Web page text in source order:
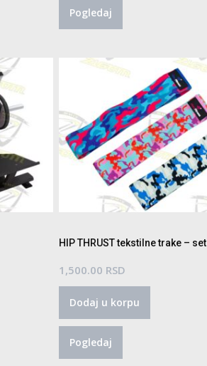
Pogledaj
HIP THRUST tekstilne trake – set
1,500.00 RSD
Dodaj u korpu
Pogledaj